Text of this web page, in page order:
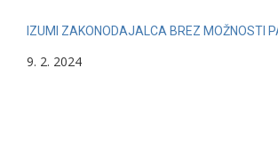
IZUMI ZAKONODAJALCA BREZ MOŽNOSTI
9. 2. 2024